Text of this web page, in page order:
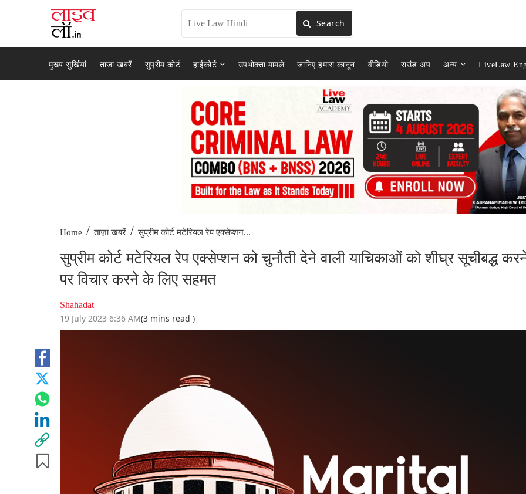
Search
मुख्य सुर्खियां ताजा खबरें सुप्रीम कोर्ट हाईकोर्ट उपभोक्ता मामले जानिए हमारा कानून वीडियो राउंड अप अन्य LiveLaw
Home / ताज़ा खबरें / सुप्रीम कोर्ट मटेरियल रेप एक्सेप्शन...
सुप्रीम कोर्ट मटेरियल रेप एक्सेप्शन को चुनौती देने वाली याचिकाओं को शीघ्र सूचीबद्ध
पर विचार करने के लिए सहमत
Shahadat
19 July 2023 6:36 AM(3 mins read )